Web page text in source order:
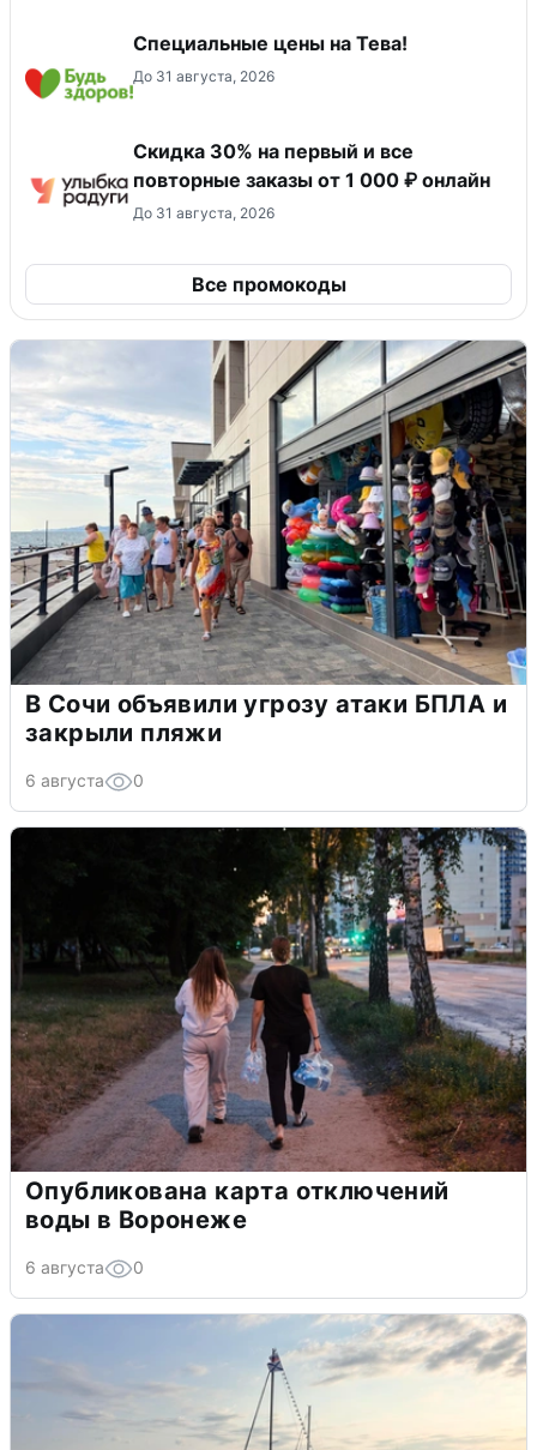
Специальные цены на Тева!
До 31 августа, 2026
Скидка 30% на первый и все
повторные заказы от 1 000 ₽ онлайн
До 31 августа, 2026
Все промокоды
В Сочи объявили угрозу атаки БПЛА и
закрыли пляжи
6 августа 0
Опубликована карта отключений
воды в Воронеже
6 августа 0